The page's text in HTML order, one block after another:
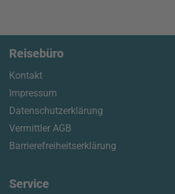
Reisebüro
Kontakt
Impressum
Datenschutzerklärung
Vermittler AGB
Barrierefreiheitserklärung
Service